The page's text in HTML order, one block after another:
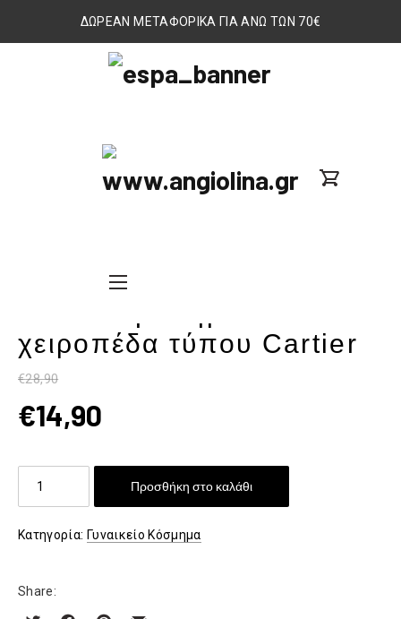
ΕΣΠΑ
www.angiolina.gr
Nav
χειροπέδα τύπου Cartier
€28,90
€14,90
ασημένια
τύπου
Προσθήκη στο καλάθι
Κατηγορία: Γυναικείο Κόσμημα
Share:
ΔΩΡΕΑΝ ΜΕΤΑΦΟΡΙΚΑ ΓΙΑ ΑΝΩ ΤΩΝ 70€